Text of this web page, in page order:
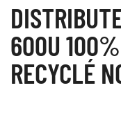
600U
RECYCLÉ